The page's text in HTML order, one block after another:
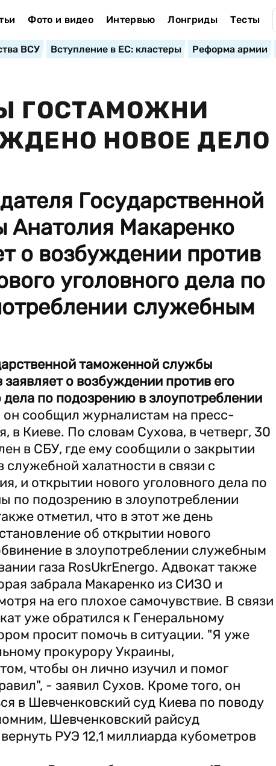
Фото и видео Интервью Лонгриды Тесты
ВСУ Вступление в ЕС: кластеры Реформа армии
ГОСТАМОЖНИ
НОВОЕ ДЕЛО
Государственной
Макаренко
о возбуждении против
уголовного дела по
служебным
таможенной службы
о возбуждении против его
дела по подозрению в злоупотреблении
он сообщил журналистам на пресс-
в Киеве. По словам Сухова, в четверг, 30
в СБУ, где ему сообщили о закрытии
халатности в связи с
и открытии нового уголовного дела по
по подозрению в злоупотреблении
отметил, что в этот же день
об открытии нового
в злоупотреблении служебным
газа RosUkrEnergo. Адвокат также
забрала Макаренко из СИЗО и
на его плохое самочувствие. В связи
уже обратился к Генеральному
просит помочь в ситуации. "Я уже
прокурору Украины,
чтобы он лично изучил и помог
- заявил Сухов. Кроме того, он
в Шевченковский суд Киева по поводу
Шевченковский райсуд
РУЭ 12,1 миллиарда кубометров